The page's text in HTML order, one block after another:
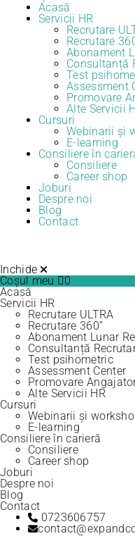
Acasă
Servicii HR
Recrutare
Recrutare
Abonament
Consultanță
Test
Assessment
Promovare
Alte Servicii
Cursuri
Webinarii și
E-learning
Consiliere în
Consiliere
Career shop
Joburi
Despre noi
Blog
Contact
Inchide
Coșul meu
0
Acasă
Servicii HR
Recrutare ULTRA
Recrutare 360”
Abonament Lunar
Consultanță
Test psihometric
Assessment Center
Promovare
Alte Servicii HR
Cursuri
Webinarii și
E-learning
Consiliere în carieră
Consiliere
Career shop
Joburi
Despre noi
Blog
Contact
0723606757